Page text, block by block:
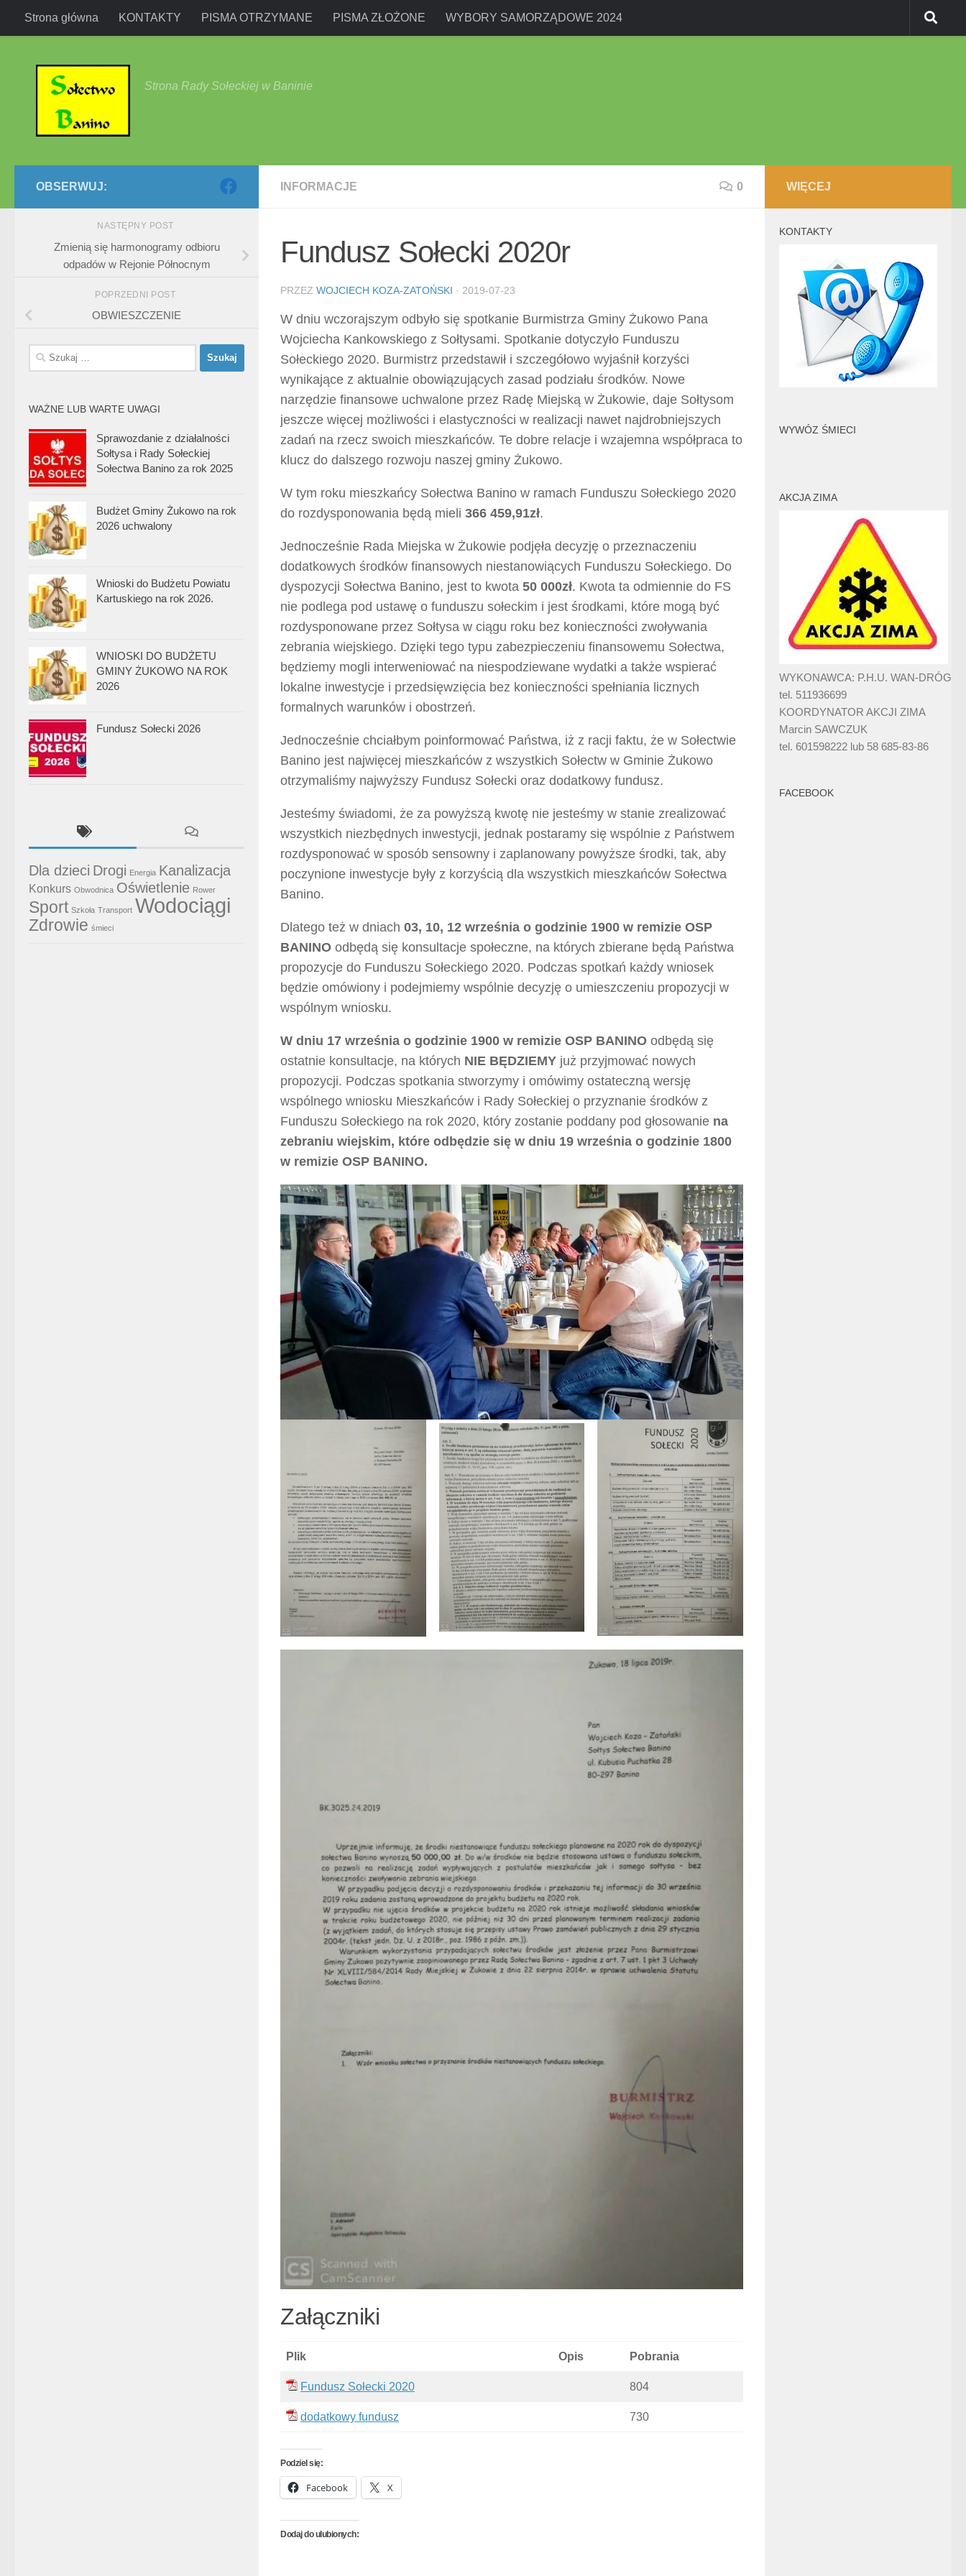
Przejdź do treści
Strona główna KONTAKTY PISMA OTRZYMANE PISMA ZŁOŻONE WYBORY SAMORZĄDOWE 2024
Strona Rady Sołeckiej w Baninie
INFORMACJE 0
Fundusz Sołecki 2020r
PRZEZ WOJCIECH KOZA-ZATOŃSKI · 2019-07-23
W dniu wczorajszym odbyło się spotkanie Burmistrza Gminy Żukowo Pana
Wojciecha Kankowskiego z Sołtysami. Spotkanie dotyczyło Funduszu
Sołeckiego 2020. Burmistrz przedstawił i szczegółowo wyjaśnił korzyści
wynikające z aktualnie obowiązujących zasad podziału środków. Nowe
narzędzie finansowe uchwalone przez Radę Miejską w Żukowie, daje Sołtysom
jeszcze więcej możliwości i elastyczności w realizacji nawet najdrobniejszych
zadań na rzecz swoich mieszkańców. Te dobre relacje i wzajemna współpraca to
klucz do dalszego rozwoju naszej gminy Żukowo.
W tym roku mieszkańcy Sołectwa Banino w ramach Funduszu Sołeckiego 2020
do rozdysponowania będą mieli 366 459,91zł.
Jednocześnie Rada Miejska w Żukowie podjęła decyzję o przeznaczeniu
dodatkowych środków finansowych niestanowiących Funduszu Sołeckiego. Do
dyspozycji Sołectwa Banino, jest to kwota 50 000zł. Kwota ta odmiennie do FS
nie podlega pod ustawę o funduszu sołeckim i jest środkami, które mogą być
rozdysponowane przez Sołtysa w ciągu roku bez konieczności zwoływania
zebrania wiejskiego. Dzięki tego typu zabezpieczeniu finansowemu Sołectwa,
będziemy mogli interweniować na niespodziewane wydatki a także wspierać
lokalne inwestycje i przedsięwzięcia bez konieczności spełniania licznych
formalnych warunków i obostrzeń.
Jednocześnie chciałbym poinformować Państwa, iż z racji faktu, że w Sołectwie
Banino jest najwięcej mieszkańców z wszystkich Sołectw w Gminie Żukowo
otrzymaliśmy najwyższy Fundusz Sołecki oraz dodatkowy fundusz.
Jesteśmy świadomi, że za powyższą kwotę nie jesteśmy w stanie zrealizować
wszystkich niezbędnych inwestycji, jednak postaramy się wspólnie z Państwem
rozdysponować w sposób sensowny i zaplanowany powyższe środki, tak, aby
poczynione inwestycje były z korzyścią dla wszystkich mieszkańców Sołectwa
Banino.
Dlatego też w dniach 03, 10, 12 września o godzinie 1900 w remizie OSP
BANINO odbędą się konsultacje społeczne, na których zbierane będą Państwa
propozycje do Funduszu Sołeckiego 2020. Podczas spotkań każdy wniosek
będzie omówiony i podejmiemy wspólnie decyzję o umieszczeniu propozycji w
wspólnym wniosku.
W dniu 17 września o godzinie 1900 w remizie OSP BANINO odbędą się
ostatnie konsultacje, na których NIE BĘDZIEMY już przyjmować nowych
propozycji. Podczas spotkania stworzymy i omówimy ostateczną wersję
wspólnego wniosku Mieszkańców i Rady Sołeckiej o przyznanie środków z
Funduszu Sołeckiego na rok 2020, który zostanie poddany pod głosowanie na
zebraniu wiejskim, które odbędzie się w dniu 19 września o godzinie 1800
w remizie OSP BANINO.
Załączniki
Plik Opis Pobrania
Fundusz Sołecki 2020 804
dodatkowy fundusz 730
Podziel się:
Facebook X
Dodaj do ulubionych:
OBSERWUJ:
NASTĘPNY POST
Zmienią się harmonogramy odbioru
odpadów w Rejonie Północnym
POPRZEDNI POST
OBWIESZCZENIE
Szukaj:
WAŻNE LUB WARTE UWAGI
Sprawozdanie z działalności
Sołtysa i Rady Sołeckiej
Sołectwa Banino za rok 2025
Budżet Gminy Żukowo na rok
2026 uchwalony
Wnioski do Budżetu Powiatu
Kartuskiego na rok 2026.
WNIOSKI DO BUDŻETU
GMINY ŻUKOWO NA ROK
2026
Fundusz Sołecki 2026
Dla dzieci Drogi Energia Kanalizacja
Konkurs Obwodnica Oświetlenie Rower
Sport Szkoła Transport Wodociągi
Zdrowie śmieci
WIĘCEJ
KONTAKTY
WYWÓZ ŚMIECI
AKCJA ZIMA
WYKONAWCA: P.H.U. WAN-DRÓG
tel. 511936699
KOORDYNATOR AKCJI ZIMA
Marcin SAWCZUK
tel. 601598222 lub 58 685-83-86
FACEBOOK